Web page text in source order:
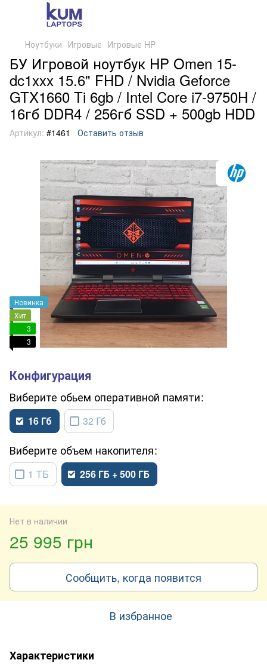
Ноутбуки Игровые Игровые HP
БУ Игровой ноутбук HP Omen 15-
dc1xxx 15.6" FHD / Nvidia Geforce
GTX1660 Ti 6gb / Intel Core i7-9750H /
16гб DDR4 / 256гб SSD + 500gb HDD
Артикул: #1461 Оставить отзыв
Новинка
Хит
3
3
обьем оперативной памяти
16 Гб 32 Гб
объем накопителя
1 ТБ 256 ГБ + 500 ГБ
Нет в наличии
25 995 грн
Сообщить, когда появится
В избранное
Характеристики